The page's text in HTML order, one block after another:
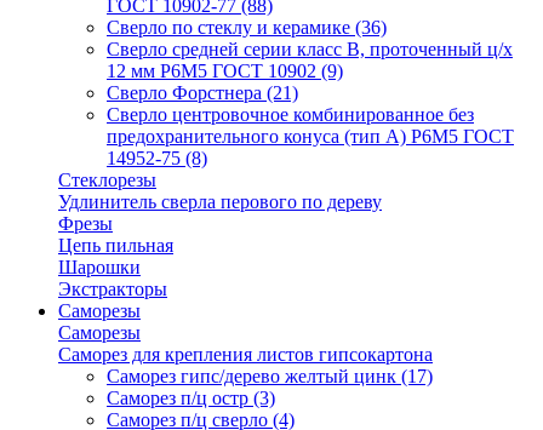
ГОСТ 10902-77 (88)
Сверло по стеклу и керамике (36)
Сверло средней серии класс В, проточенный ц/х
12 мм Р6М5 ГОСТ 10902 (9)
Сверло Форстнера (21)
Сверло центровочное комбинированное без
предохранительного конуса (тип А) Р6М5 ГОСТ
14952-75 (8)
Стеклорезы
Удлинитель сверла перового по дереву
Фрезы
Цепь пильная
Шарошки
Экстракторы
Саморезы
Саморезы
Саморез для крепления листов гипсокартона
Саморез гипс/дерево желтый цинк (17)
Саморез п/ц остр (3)
Саморез п/ц сверло (4)